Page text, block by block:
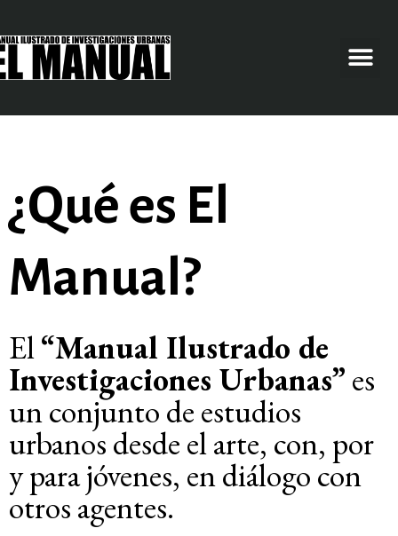
¿Qué es El
Manual?
El“Manual Ilustrado de
Investigaciones Urbanas”es
un conjunto de estudios
urbanos desde el arte, con, por
y para jóvenes, en diálogo con
otros agentes.